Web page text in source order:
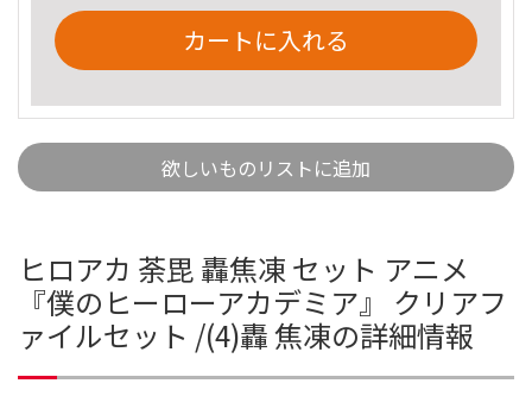
カートに入れる
欲しいものリストに追加
ヒロアカ 荼毘 轟焦凍 セット アニメ
『僕のヒーローアカデミア』 クリアフ
ァイルセット /(4)轟 焦凍の詳細情報